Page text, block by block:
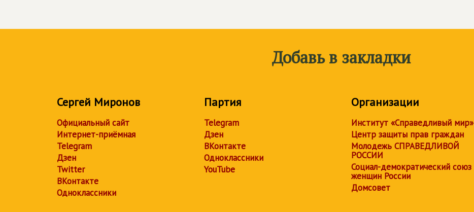
Добавь в закладки
Сергей Миронов
Официальный сайт
Интернет-приёмная
Telegram
Дзен
Twitter
ВКонтакте
Одноклассники
Партия
Telegram
Дзен
ВКонтакте
Одноклассники
YouTube
Организации
Институт «Справедливый мир»
Центр защиты прав граждан
Молодежь СПРАВЕДЛИВОЙ
РОССИИ
Социал-демократический союз
женщин России
Домсовет